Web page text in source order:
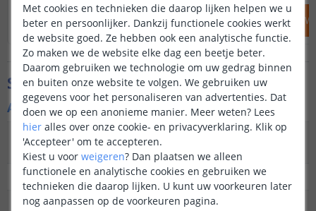
IN WINKELWAGEN IN
Specificaties
Algemene kenmerken
Type
buitenverlichting
Priklamp
Functie
Decoratief
Aantal lampen in
2
Met cookies en technieken die daarop lijken helpen we u
beter en persoonlijker. Dankzij functionele cookies werkt
de website goed. Ze hebben ook een analytische functie.
Zo maken we de website elke dag een beetje beter.
Daarom gebruiken we technologie om uw gedrag binnen
en buiten onze website te volgen. We gebruiken uw
gegevens voor het personaliseren van advertenties. Dat
doen we op een anonieme manier. Meer weten? Lees
hier alles over onze cookie- en privacyverklaring. Klik op
'Accepteer' om te accepteren.
Kiest u voor weigeren? Dan plaatsen we alleen
functionele en analytische cookies en gebruiken we
technieken die daarop lijken. U kunt uw voorkeuren later
nog aanpassen op de voorkeuren pagina.